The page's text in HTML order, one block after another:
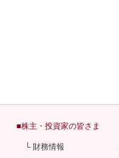
■株主・投資家の皆さま
└ 財務情報